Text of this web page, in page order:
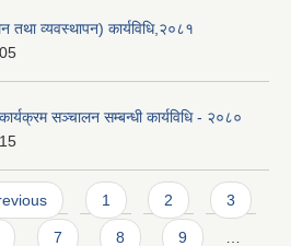
तथा व्यवस्थापन) कार्यविधि,२०८१
सञ्चालन सम्बन्धी कार्यविधि - २०८०
1 2 3
7 8 9